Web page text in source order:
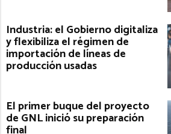
Industria: el Gobierno digitaliza
y flexibiliza el régimen de
importación de líneas de
producción usadas
El primer buque del proyecto
de GNL inició su preparación
final